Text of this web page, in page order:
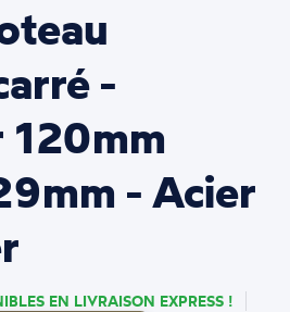
-
120mm
- Acier
EN LIVRAISON EXPRESS !